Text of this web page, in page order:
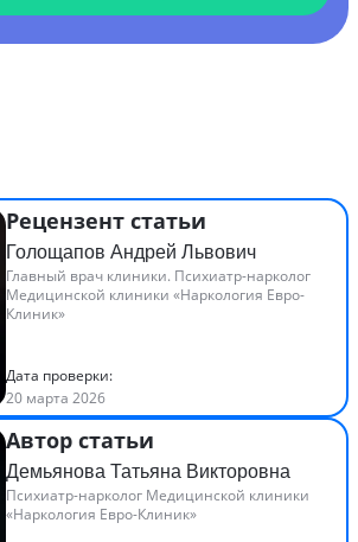
Рецензент статьи
Голощапов Андрей Львович
Главный врач клиники. Психиатр-нарколог
Медицинской клиники «Наркология Евро-
Клиник»
Дата проверки:
20 марта 2026
Автор статьи
Демьянова Татьяна Викторовна
Психиатр-нарколог Медицинской клиники
«Наркология Евро-Клиник»